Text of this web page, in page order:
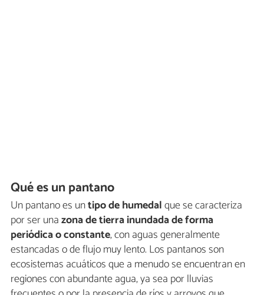
Qué es un pantano
Un pantano es untipo de humedalque se caracteriza
por ser unazona de tierra inundada de forma
periódica o constante, con aguas generalmente
estancadas o de flujo muy lento. Los pantanos son
ecosistemas acuáticos que a menudo se encuentran en
regiones con abundante agua, ya sea por lluvias